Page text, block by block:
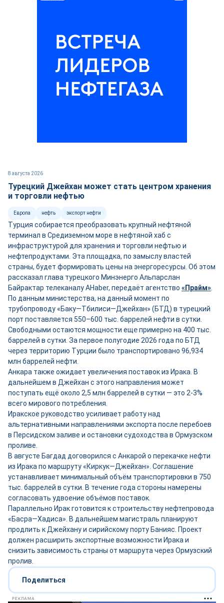
8 августа 2026
Турецкий Джейхан может стать центром хранения
и торговли нефтью
Европа нефть экспорт нефти
Турция собирается преобразовать крупный нефтяной
терминал в Средиземном море в нефтяной хаб с
инфраструктурой для хранения и торговли нефтью и
нефтепродуктами. Эта площадка, по замыслу властей
страны, будет формировать цены на энергоресурсы. Об этом
рассказал глава турецкого Минэнерго Альпарслан
Байрактар телеканалу AHaber, передаёт агентство «Прайм»
По данным министерства, на данный момент по
трубопроводу «Баку—Тбилиси—Джейхан» (БТД) в турецкий
порт поставляется 550–600 тыс. баррелей нефти в сутки.
Свободными остаются мощности ещепримерно на 400 тыс.
баррелей в сутки. За первое полугодие 2026 года по БТД
через территорию Турции было транспортировано 96,934
млн баррелей нефти.
Анкара также ожидает увеличения поставок из Ирака. В
дальнейшем в Джейхан с этого направления может
поступать ещё около 2,5 млн баррелей в сутки — это 2-3%
всего мирового потребления.
Иракское руководство усиливает работу над
альтернативными направлениями экспорта после перебоев
в Персидском заливе и остановки судоходства в Ормузском
проливе.
В августе Багдад договорился с Анкарой о перекачке нефти
из Ирака по маршруту «Киркук—Джейхан». Соглашение
устанавливает минимальный объём транспортировки в 750
тыс. баррелей в сутки. В течение года стороны намерены
согласовать удвоение объёмов поставок.
Параллельно Ирак готовится к строительству нефтепровода
«Басра—Хадиса». В дальнейшем магистраль планируют
продлить к Джейхану и сирийскому порту Банияс. Проект
должен расширить экспортные возможности Ирака и
снизить зависимость страны от маршрута через Ормузский
пролив.
Поделиться
РЕКЛАМА